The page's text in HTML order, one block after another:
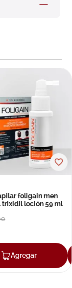
Agregar
foligain men
loción 59 ml
Agregar